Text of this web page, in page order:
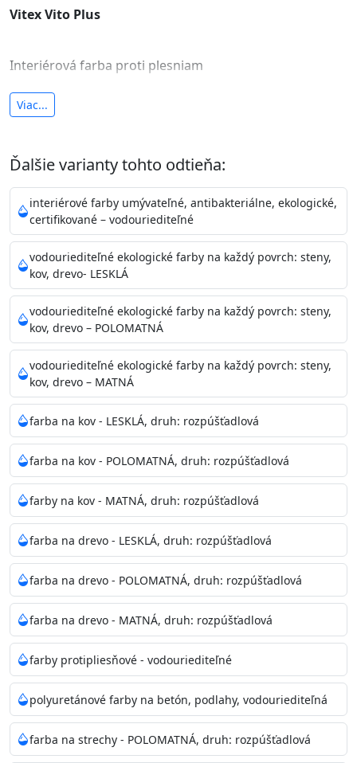
Vitex Vito Plus
Interiérová farba proti plesniam
antibakteriálna a umývateľná
Je interiérová protiplesňová farba s iónmi
Vďaka svojmu špeciálnemu zloženiu
znižuje (o 99,9%) množstvo baktérií na povrchu náteru.
Preto jevhodná na nátery priestor s
vysokými nárokmi na hygienickú čistotu ako sú
nemocnice, pôrodnice, operačné
sály, potravinárske priestory, detské izby, školy,
škôlky, telocvične, a samozrejme je
vhodná aj do bežných priestorov. Je plne umývateľná
(trieda 2 podľa EN 13300) pri
zachovaní priedušnosti vodných pár z natretých
povrchov. Má vynikajúcu kryciu schopnosť,
vysokú výdatnosť a výborný rozliv. Je možné ju tónovať v
bohatej škále odtieňov.
Odtieň: Biela + je možné tónovať podľa RAL, NCS,
Pantone
Informácie k aplikácií
Pred použitím farbu narieďte do 10% vodou podľa
spôsobu aplikácie. Dobre premiešajte a občas opakujte
aj počas náteru. Naneste jednu
vrstvu štetcom, valčekom alebo striekacou pištoľou
farba zasychá na dotyk po 30-60min./23°C po
dokonalom preschnutí minimálne 3-
4hod/23°C je možné aplikovať ďalšiu vrstvu náteru.
Doba schnutia je závislá na poveternostných
podmienkach s vyššou vlhkosťou a nižšou
teplotou sa doba schnutia predlžuje.
Viac...
Ďalšie varianty tohto odtieňa:
interiérové farby umývateľné, antibakteriálne, ekologické,
certifikované – vodouriediteľné
vodouriediteľné ekologické farby na každý povrch: steny,
kov, drevo- LESKLÁ
vodouriediteľné ekologické farby na každý povrch: steny,
kov, drevo – POLOMATNÁ
vodouriediteľné ekologické farby na každý povrch: steny,
kov, drevo – MATNÁ
farba na kov - LESKLÁ, druh: rozpúšťadlová
farba na kov - POLOMATNÁ, druh: rozpúšťadlová
farby na kov - MATNÁ, druh: rozpúšťadlová
farba na drevo - LESKLÁ, druh: rozpúšťadlová
farba na drevo - POLOMATNÁ, druh: rozpúšťadlová
farba na drevo - MATNÁ, druh: rozpúšťadlová
farby protipliesňové - vodouriediteľné
polyuretánové farby na betón, podlahy, vodouriediteľná
farba na strechy - POLOMATNÁ, druh: rozpúšťadlová